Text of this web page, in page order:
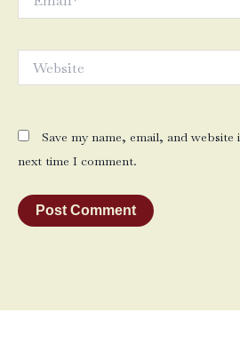
Save my name, email, and
next time I comment.